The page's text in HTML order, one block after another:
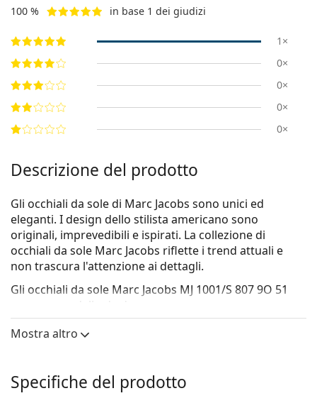
100 % in base 1 dei giudizi
1×
0×
0×
0×
0×
Descrizione del prodotto
Gli occhiali da sole di Marc Jacobs sono unici ed
eleganti. I design dello stilista americano sono
originali, imprevedibili e ispirati. La collezione di
occhiali da sole Marc Jacobs riflette i trend attuali e
non trascura l'attenzione ai dettagli.
Gli occhiali da sole Marc Jacobs MJ 1001/S 807 9O 51
sono un modello da donna.
Vorresti vedere come ti stanno questi occhiali da sole?
Il colore nero della montatura si abbina
Mostra altro
Specifiche del prodotto